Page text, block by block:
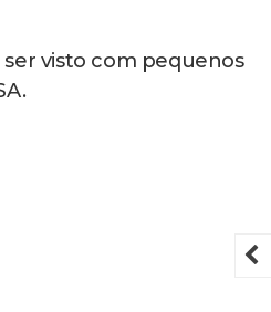
visto com pequenos